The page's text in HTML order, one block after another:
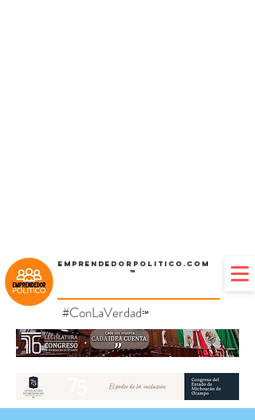
Emprendedorpolitico.com
™
#ConLaVerdad℠